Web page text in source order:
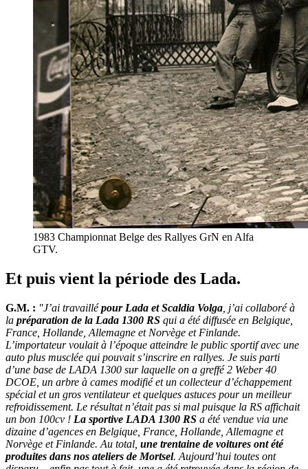
1983 Championnat Belge des Rallyes GrN en Alfa
GTV.
Et puis vient la période des Lada.
G.M. : "J’ai travaillépour Lada et Scaldia Volga , j’ai collaboré à
la préparation de la Lada 1300 RS qui a été diffusée en Belgique,
France, Hollande, Allemagne et Norvège et Finlande.
L’importateur voulait à l’époque atteindre le public sportif avec une
auto plus musclée qui pouvait s’inscrire en rallyes. Je suis parti
d’une base de LADA 1300 sur laquelle on a greffé 2 Weber 40
DCOE, un arbre à cames modifié et un collecteur d’échappement
spécial et un gros ventilateur et quelques astuces pour un meilleur
refroidissement. Le résultat n’était pas si mal puisque la RS affichait
un bon 100cv ! La sportive LADA 1300 RS a été vendue via une
dizaine d’agences en Belgique, France, Hollande, Allemagne et
Norvège et Finlande. Au total, une trentaine de voitures ont été
produites dans nos ateliers de Mortsel. Aujourd’hui toutes ont